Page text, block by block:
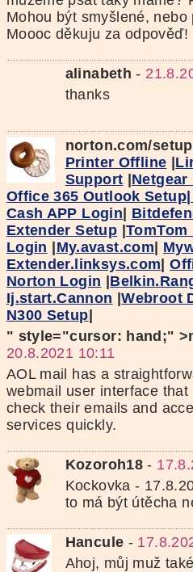
Mohou být smyšlené, nebo
Moooc děkuju za odpověď!
alinabeth -
thanks
norton.com/
Printer Offline |
Support |
Office 365 Outlook
Cash APP Login|
Extender Setup |TomTom
Login |My.avast.com|
Extender.linksys.com|
Norton Login |
Ij.start.Cannon |Webroot
N300 Setup|
" style="cursor: hand;"
20.8.2021 10:11
AOL mail has a
webmail user interface
check their emails and
services quickly.
Kozoroh18 -
Kockovka -
to má být útěcha
Hancule -
Ahoj, můj muž